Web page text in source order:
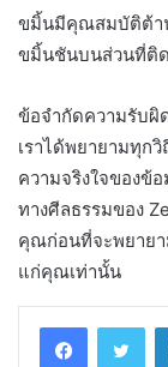
ขมิ้นมีคุณสมบัติต้าน
ขมิ้นชันบนส่วนที่ติ
ข้อจำกัดความรับผิ
เราได้พยายามทุก
ความจริงใจของข้
ทางศีลธรรมของ
คุณก่อนที่จะพยายา
แก่คุณเท่านั้น